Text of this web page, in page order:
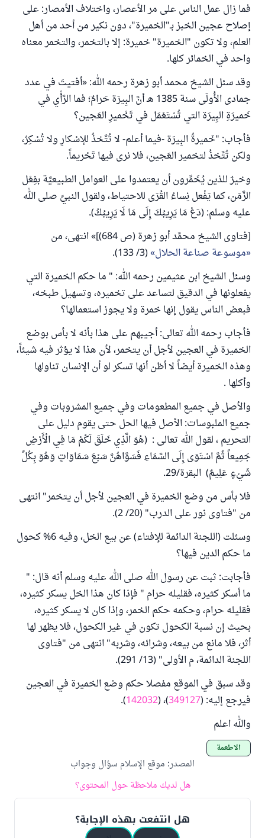
فما زال عمل الناس على مر الأعصار، واختلاف الأمصار: على
إصلاح عجين الخبز بـ"الخميرة"، دون نكير من أحد من أهل
العلم، ولا تكون "الخميرة" خميرة: إلا بالتخمر، والتخمر معناه
واحد في الخمائر كلها.
وقد سئل الشيخ محمد أبو زهرة رحمه الله: «أفتيتَ في عدد
جمادى الأُولَى سنة 1385 هـ أنَّ البِيرَة حَرامٌ؛ فما الرَّأْي في
‌خَميرَةِ البِيرَة التي تُسْتَعْمَل في ‌تَخْميرِ ‌العَجين؟
فأجاب: "‌خَميرةُ البِيرَة -فيما أعلم- لا تُتَّخذُ للإسْكارِ ولا تُسْكِرُ،
ولكن تُتَّخذُ ‌لتخمير ‌العَجين، فلا نرى فيها تَحْريماً.
وخيرٌ للذين يُخَمِّرون أن يعتمدوا على العوامل الطبيعيَّة بفِعْل
الزَّمَن، كما يَفْعل نِساءُ القُرَى للاحتياط، ولقول النبيِّ صلى الله
عليه وسلم: (دَعْ مَا يَرِيبُكَ إِلَى مَا لَا يَرِيبُكُ).
[فتاوى الشيخ محمَّد أبو زهرة (ص 684)]» انتهى، من
موسوعة صناعة الحلال (3/ 133).
وسئل الشيخ ابن عثيمين رحمه الله: " ما حكم الخميرة التي
يفعلونها في الدقيق لتساعد على تخميره، وتسهيل طبخه،
فبعض الناس يقول إنها خمرة ولا يجوز استعمالها؟
فأجاب رحمه الله تعالى: أجيبهم على هذا بأنه لا بأس بوضع
الخميرة في العجين لأجل أن يتخمر، لأن هذا لا يؤثر فيه شيئاً،
وهذه الخميرة أيضاً لا أظن أنها تسكر لو أن الإنسان تناولها
وأكلها .
والأصل في جميع المطعومات وفي جميع المشروبات وفي
جميع الملبوسات: الأصل فيها الحل حتى يقوم دليل على
التحريم ، لقول الله تعالى : (هُوَ الَّذِي خَلَقَ لَكُمْ مَا فِي الْأَرْضِ
جَمِيعاً ثُمَّ اسْتَوَى إِلَى السَّمَاءِ فَسَوَّاهُنَّ سَبْعَ سَمَاوَاتٍ وَهُوَ بِكُلِّ
شَيْءٍ عَلِيمٌ) البقرة/29.
فلا بأس من وضع الخميرة في العجين لأجل أن يتخمر" انتهى
من "فتاوى نور على الدرب" (20/ 2).
وسئلت (اللجنة الدائمة للإفتاء) عن بيع الخل، وفيه 6% كحول
ما حكم الدين فيها؟
فأجابت: ثبت عن رسول الله صلى الله عليه وسلم أنه قال: "
ما أسكر كثيره، فقليله حرام " فإذا كان هذا الخل يسكر كثيره،
فقليله حرام، وحكمه حكم الخمر، وإذا كان لا يسكر كثيره،
بحيث إن نسبة الكحول تكون في غير الكحول، فلا يظهر لها
أثر، فلا مانع من بيعه، وشرائه، وشربه" انتهى من "فتاوى
اللجنة الدائمة، م الأولى" (13/ 291).
وقد سبق في الموقع مفصلا حكم وضع الخميرة في العجين
فيرجع إليه: (349127)، (142032
).
والله اعلم
الأطعمة
المصدر: موقع الإسلام سؤال وجواب
هل لديك ملاحظة حول المحتوى؟
هل انتفعت بهذه الإجابة؟